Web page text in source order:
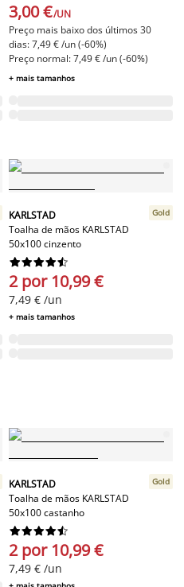
3,00 €/UN
Preço mais baixo dos últimos 30
dias: 7,49 € /un (-60%)
Preço normal: 7,49 € /un (-60%)
+ mais tamanhos
KARLSTAD
Toalha de mãos KARLSTAD
50x100 cinzento
Gold






2 por 10,99 €
7,49 € /un
+ mais tamanhos
KARLSTAD
Toalha de mãos KARLSTAD
50x100 castanho
Gold






2 por 10,99 €
7,49 € /un